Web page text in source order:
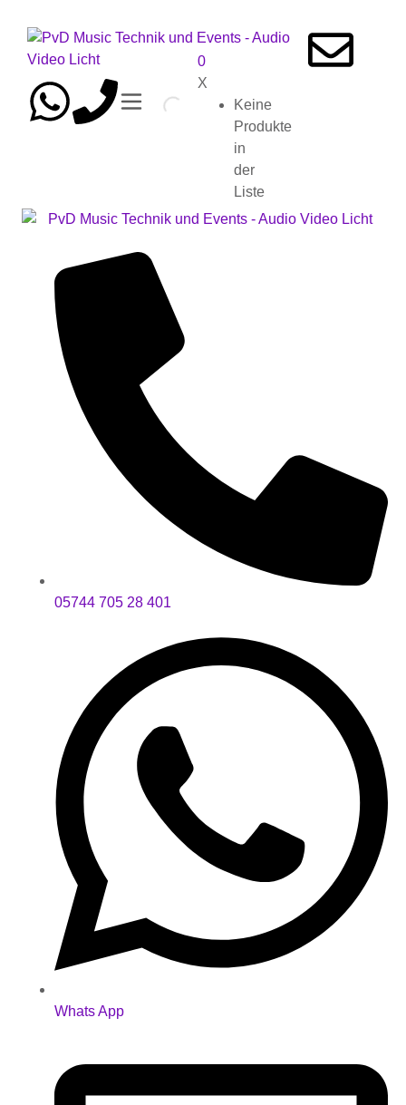
0
X
Keine
Produkte
in
der
Liste
05744 705 28 401
Whats App